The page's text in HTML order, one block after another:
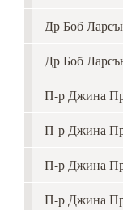
Др Боб
Др Боб
П-р Джина
П-р Джина
П-р Джина
П-р Джина